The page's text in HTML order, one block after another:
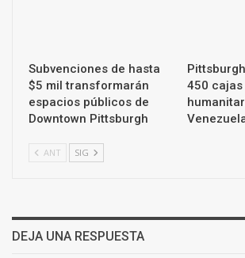
Subvenciones de hasta
$5 mil transformarán
espacios públicos de
Downtown Pittsburgh
450 cajas
ANT SIG
DEJA UNA RESPUESTA